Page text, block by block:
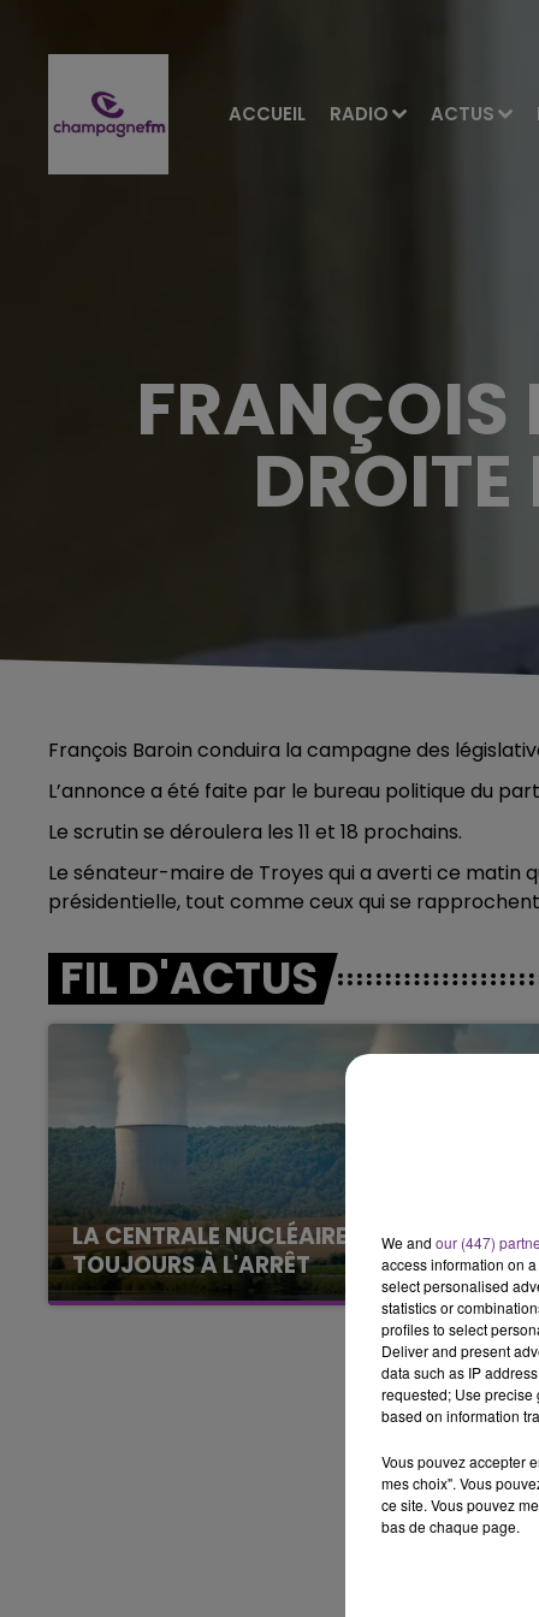
ACCUEIL RADIO ACTUS
LE WEEK-END CHAMPAGNE FM
FRANÇOIS
DROITE
François Baroin conduira la campagne des
L’annonce a été faite par le bureau politique du
Le scrutin se déroulera les 11 et 18 prochains.
Le sénateur-maire de Troyes qui a averti ce matin
présidentielle, tout comme ceux qui se
FIL D'ACTUS
LA CENTRALE NUCLÉAIRE DE CHOOZ
TOUJOURS À L'ARRÊT
Cela fait déjà une semaine que la centrale
nucléaire ardennaise est à l'arrêt. Une situation
justifiée par la sécheresse intense qui est
We and our (447)
access information on
select personalised
statistics or
profiles to select
Deliver and present
data such as IP
requested; Use precise
based on information
Vous pouvez accepter
mes choix". Vous
ce site. Vous pouvez
bas de chaque page.